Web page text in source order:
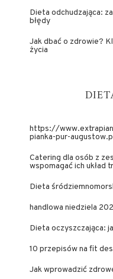
Dieta odchudzająca:
błędy
Jak dbać o zdrowie?
życia
https://
pianka-pur-
Catering dla osób z
wspomagać ich układ
Dieta
handlowa niedziela
Dieta oczyszczająca:
10 przepisów na fit
Jak wprowadzić